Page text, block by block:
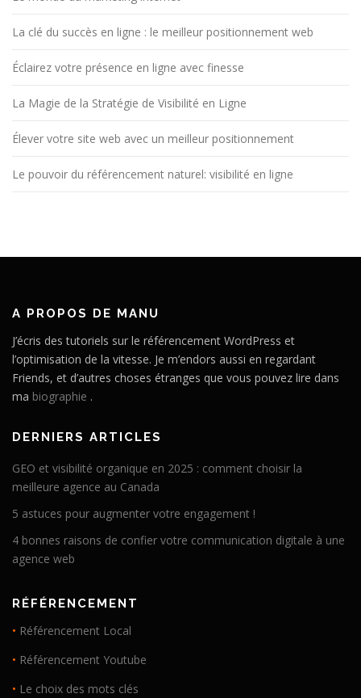
La clé du succès en ligne : le meilleur positionnement web
Éclairez votre présence en ligne avec finesse
La Magie de la Stratégie de Visibilité en Ligne
Élever votre site web avec un meilleur positionnement
Le pouvoir du référencement naturel: visibilité en ligne
A PROPOS DE MANU
J’écris des tutoriels sur le référencement WordPress et
l’optimisation de la vitesse. Je m’endors aussi en regardant
Friends, et d’autres choses étranges que vous pouvez lire dans
ma biographie .
DERNIERS ARTICLES
GEO et visibilité organique en 2025 : comment choisir la
meilleure agence au Canada
5 astuces pour augmenter votre engagement !
4 bonnes raisons de confier votre communication digitale à une
agence web
RÉFÉRENCEMENT
• Référencement Local
• Référencement Youtube
• Le choix des mots clés